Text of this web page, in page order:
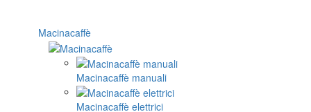
Macinacaffè
Macinacaffè manuali
Macinacaffè elettrici